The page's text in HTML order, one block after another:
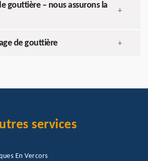
gouttière – nous assurons la
+
de gouttière +
services
En Vercors